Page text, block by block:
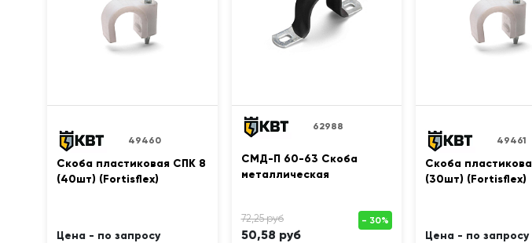
49460
Скоба пластиковая СПК 8
(40шт) (Fortisflex)
Цена - по запросу
62988
СМД-П 60-63 Скоба
металлическая
50,58 руб
49461
Скоба
(30шт) (Fortisflex)
Цена - по запросу